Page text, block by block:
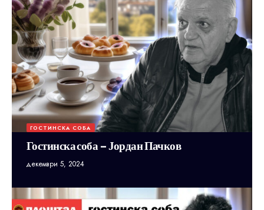
ГОСТИНСКА СОБА
Гостинска соба – Јордан Пачков
декември 5, 2024